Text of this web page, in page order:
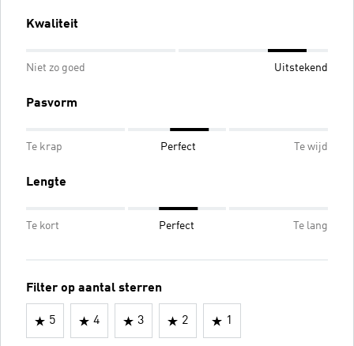
Kwaliteit
Niet zo goed Uitstekend
Pasvorm
Te krap Perfect Te wijd
Lengte
Te kort Perfect Te lang
Filter op aantal sterren
5 4 3 2 1